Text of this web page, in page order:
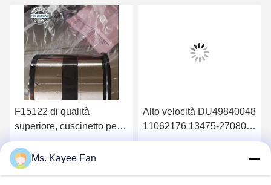
F15122 di qualità
superiore, cuscinetto per
ruote 90*160*125mm
Ottenga il migliore prezzo
Alto velocità DU49840048
11062176 13475-27080
Cuscinetti di mozzo delle
Ottenga il migliore prezzo
Ms. Kayee Fan